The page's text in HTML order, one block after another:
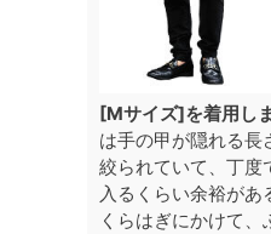
[Mサイズ]を着用し
は手の甲が隠れる長
絞られていて、丁度
入るくらい余裕が
くらはぎにかけて